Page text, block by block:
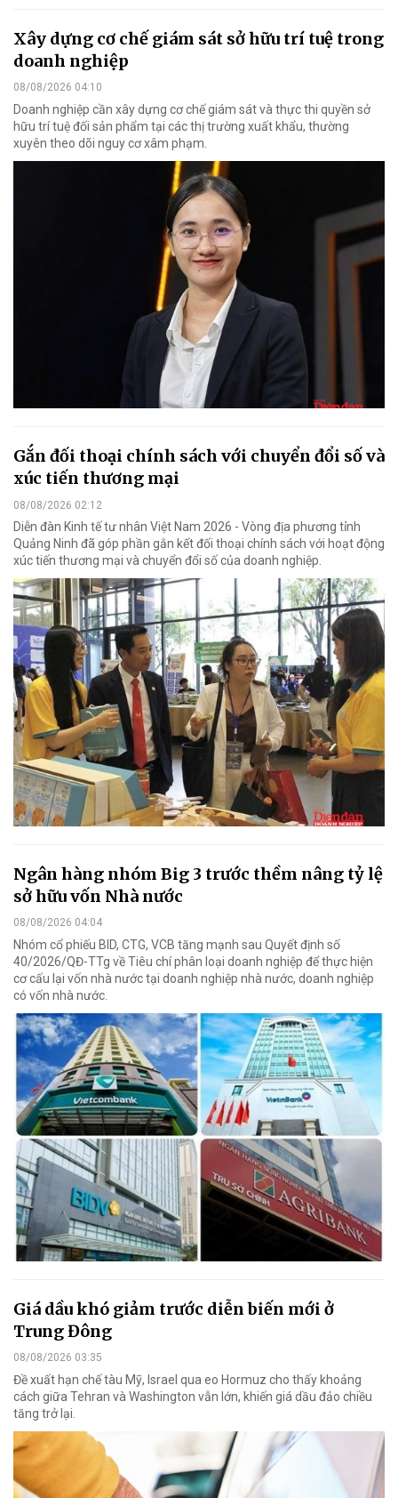
Xây dựng cơ chế giám sát sở hữu trí tuệ trong
doanh nghiệp
08/08/2026 04:10
Doanh nghiệp cần xây dựng cơ chế giám sát và thực thi quyền sở
hữu trí tuệ đối sản phẩm tại các thị trường xuất khẩu, thường
xuyên theo dõi nguy cơ xâm phạm.
Gắn đối thoại chính sách với chuyển đổi số và
xúc tiến thương mại
08/08/2026 02:12
Diễn đàn Kinh tế tư nhân Việt Nam 2026 - Vòng địa phương tỉnh
Quảng Ninh đã góp phần gắn kết đối thoại chính sách với hoạt động
xúc tiến thương mại và chuyển đổi số của doanh nghiệp.
Ngân hàng nhóm Big 3 trước thềm nâng tỷ lệ
sở hữu vốn Nhà nước
08/08/2026 04:04
Nhóm cổ phiếu BID, CTG, VCB tăng mạnh sau Quyết định số
40/2026/QĐ-TTg về Tiêu chí phân loại doanh nghiệp để thực hiện
cơ cấu lại vốn nhà nước tại doanh nghiệp nhà nước, doanh nghiệp
có vốn nhà nước.
Giá dầu khó giảm trước diễn biến mới ở
Trung Đông
08/08/2026 03:35
Đề xuất hạn chế tàu Mỹ, Israel qua eo Hormuz cho thấy khoảng
cách giữa Tehran và Washington vẫn lớn, khiến giá dầu đảo chiều
tăng trở lại.